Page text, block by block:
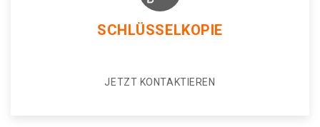
SCHLÜSSELKOPIE
JETZT KONTAKTIEREN